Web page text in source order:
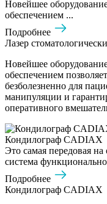
Новейшее
обеспечением ...
Подробнее
Лазер
Новейшее
обеспечением
безболезненно для
манипуляции и
оперативного
Кондилограф CADIAX
Это самая передовая
система
Подробнее
Кондилограф CADIAX